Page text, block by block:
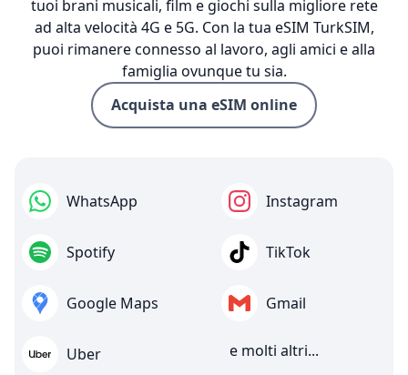
tuoi brani musicali, film e giochi sulla migliore rete
ad alta velocità 4G e 5G. Con la tua eSIM TurkSIM,
puoi rimanere connesso al lavoro, agli amici e alla
famiglia ovunque tu sia.
Acquista una eSIM online
WhatsApp Instagram
Spotify TikTok
Google Maps Gmail
Uber e molti altri...